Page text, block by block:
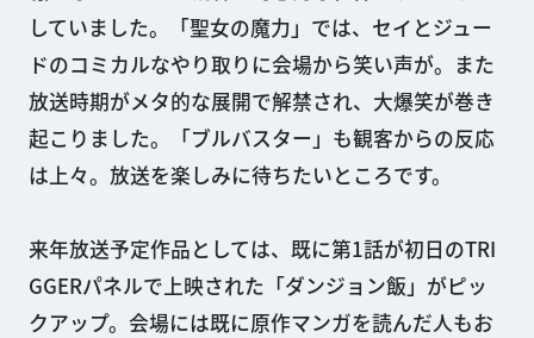
していました。「聖女の魔力」では、セイとジュー
ドのコミカルなやり取りに会場から笑い声が。また
放送時期がメタ的な展開で解禁され、大爆笑が巻き
起こりました。「ブルバスター」も観客からの反応
は上々。放送を楽しみに待ちたいところです。
来年放送予定作品としては、既に第1話が初日のTRI
GGERパネルで上映された「ダンジョン飯」がピッ
クアップ。会場には既に原作マンガを読んだ人もお